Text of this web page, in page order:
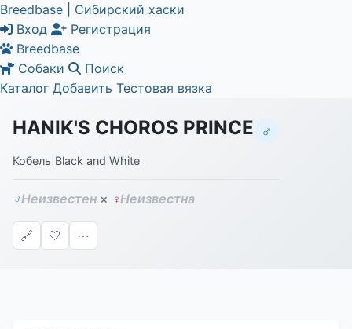
Breedbase | Сибирский хаски
Вход
Регистрация
Breedbase
Собаки
Поиск
Каталог Добавить Тестовая вязка
HANIK'S CHOROS PRINCE ♂
Кобель Black and White
♂Неизвестен × ♀Неизвестна
🔗 🤍 ⋯